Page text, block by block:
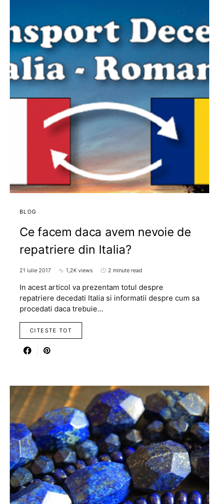
BLOG
Ce facem daca avem nevoie de
repatriere din Italia?
21 iulie 2017 1,2K views 2 minute read
In acest articol va prezentam totul despre
repatriere decedati Italia si informatii despre cum sa
procedati daca trebuie…
CITESTE TOT